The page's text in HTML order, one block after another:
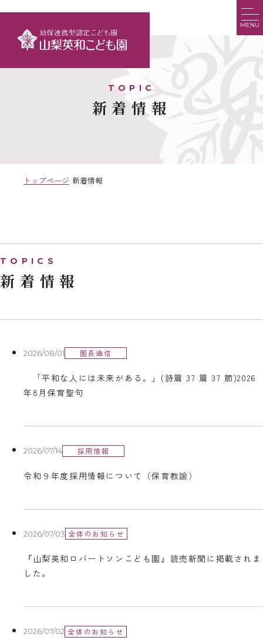
MENU
新着情報
トップページ 新着情報
新着情報
2026/08/01 園長通信
「平和な人には未来がある。」(詩篇 37 篇 37 節)2026
年8月保育聖句
2026/07/14 採用情報
令和９年度採用情報について（保育教諭）
2026/07/03 全体のお知らせ
『山梨英和ロバートソンこども園』読売新聞に掲載されま
した。
2026/07/02 全体のお知らせ